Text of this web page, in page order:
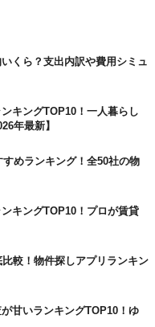
くら？支出内訳や費用シミュ
キングTOP10！一人暮らし
年最新】
すめランキング！全50社の物
キングTOP10！プロが賃貸
較！物件探しアプリランキン
甘いランキングTOP10！ゆ